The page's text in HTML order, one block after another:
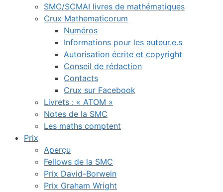
SMC/SCMAI livres de mathématiques
Crux Mathematicorum
Numéros
Informations pour les auteur.e.s
Autorisation écrite et copyright
Conseil de rédaction
Contacts
Crux sur Facebook
Livrets : « ATOM »
Notes de la SMC
Les maths comptent
Prix
Aperçu
Fellows de la SMC
Prix David-Borwein
Prix Graham Wright